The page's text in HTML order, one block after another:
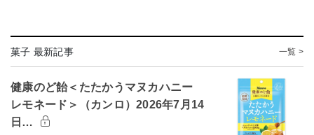
菓子 最新記事 一覧 >
健康のど飴＜たたかうマヌカハニー
レモネード＞（カンロ）2026年7月14
日…